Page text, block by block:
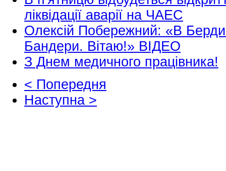
ліквідації аварії на ЧАЕС
Олексій Побережний: «В
Бандери. Вітаю!» ВІДЕО
З Днем медичного працівника!
< Попередня
Наступна >